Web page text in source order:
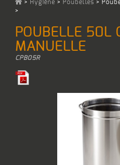
> Hygiène > Poubelles >
>
POUBELLE 50L
MANUELLE
CPB05R